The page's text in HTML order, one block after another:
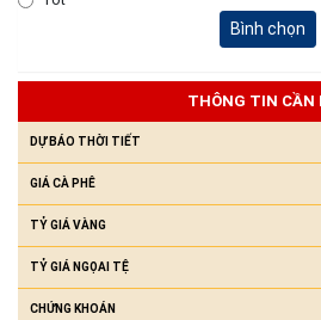
Bình chọn
THÔNG TIN CẦN
DỰ BÁO THỜI TIẾT
GIÁ CÀ PHÊ
TỶ GIÁ VÀNG
TỶ GIÁ NGỌAI TỆ
CHỨNG KHOÁN
Niêm yết công khai Hồ sơ Đăng ký đất
(23/07/2026)